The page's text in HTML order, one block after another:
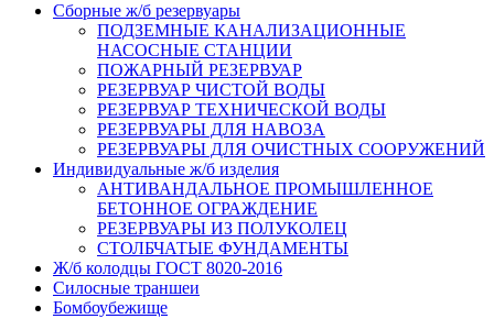
Сборные ж/б резервуары
ПОДЗЕМНЫЕ КАНАЛИЗАЦИОННЫЕ
НАСОСНЫЕ СТАНЦИИ
ПОЖАРНЫЙ РЕЗЕРВУАР
РЕЗЕРВУАР ЧИСТОЙ ВОДЫ
РЕЗЕРВУАР ТЕХНИЧЕСКОЙ ВОДЫ
РЕЗЕРВУАРЫ ДЛЯ НАВОЗА
РЕЗЕРВУАРЫ ДЛЯ ОЧИСТНЫХ СООРУЖЕНИЙ
Индивидуальные ж/б изделия
АНТИВАНДАЛЬНОЕ ПРОМЫШЛЕННОЕ
БЕТОННОЕ ОГРАЖДЕНИЕ
РЕЗЕРВУАРЫ ИЗ ПОЛУКОЛЕЦ
СТОЛБЧАТЫЕ ФУНДАМЕНТЫ
Ж/б колодцы ГОСТ 8020-2016
Силосные траншеи
Бомбоубежище